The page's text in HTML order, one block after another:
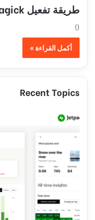
طريقة تفعيل imagick في whm
()
أكمل القراءة »
Recent Topics